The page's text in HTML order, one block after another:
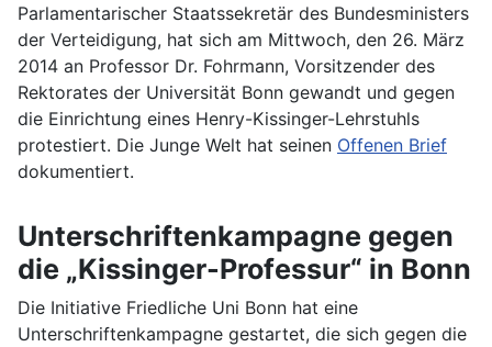
Parlamentarischer Staatssekretär des Bundesministers
der Verteidigung, hat sich am Mittwoch, den 26. März
2014 an Professor Dr. Fohrmann, Vorsitzender des
Rektorates der Universität Bonn gewandt und gegen
die Einrichtung eines Henry-Kissinger-Lehrstuhls
protestiert. Die Junge Welt hat seinen Offenen Brief
dokumentiert.
Unterschriftenkampagne gegen
die „Kissinger-Professur“ in Bonn
Die Initiative Friedliche Uni Bonn hat eine
Unterschriftenkampagne gestartet, die sich gegen die